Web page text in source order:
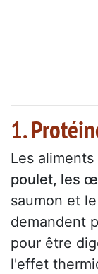
1.
Les
poulet, les
saumon et
demandent
pour être
l'effet